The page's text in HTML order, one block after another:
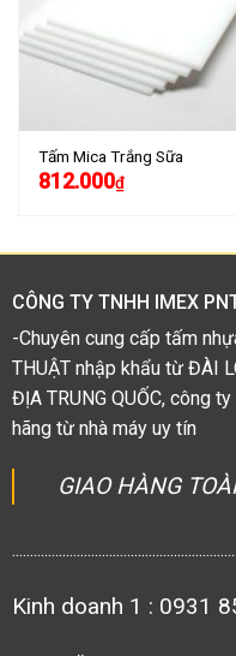
Tấm Mica Trắng Sữa
812.000₫
CÔNG TY TNHH IMEX
-Chuyên cung cấp tấm
THUẬT nhập khẩu từ ĐÀI
ĐỊA TRUNG QUỐC, công
hãng từ nhà máy uy tín
GIAO HÀNG
Kinh doanh 1 : 0931